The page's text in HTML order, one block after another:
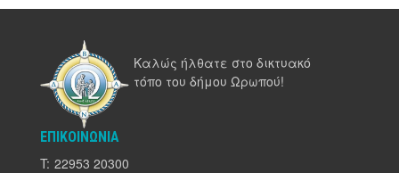
Καλώς ήλθατε στο δικτυακό
τόπο του δήμου Ωρωπού!
ΕΠΙΚΟΙΝΩΝΊΑ
T: 22953 20300